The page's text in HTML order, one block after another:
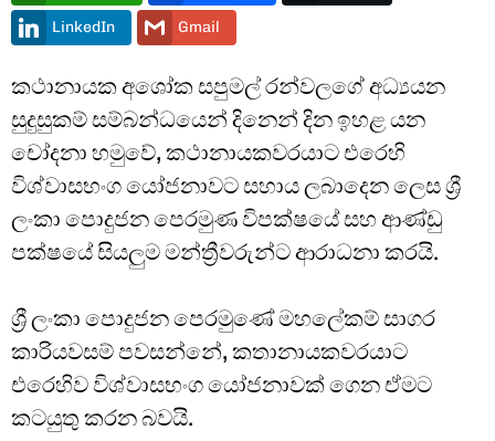
LinkedIn Gmail
කථානායක අශෝක සපුමල් රන්වලගේ අධ්‍යයන
සුදුසුකම් සම්බන්ධයෙන් දිනෙන් දින ඉහළ යන
චෝදනා හමුවේ, කථානායකවරයාට එරෙහි
විශ්වාසභංග යෝජනාවට සහාය ලබාදෙන ලෙස ශ්‍රී
ලංකා පොදුජන පෙරමුණ විපක්ෂයේ සහ ආණ්ඩු
පක්ෂයේ සියලුම මන්ත්‍රීවරුන්ට ආරාධනා කරයි.
ශ්‍රී ලංකා පොදුජන පෙරමුණේ මහලේකම් සාගර
කාරියවසම් පවසන්නේ, කතානායකවරයාට
එරෙහිව විශ්වාසභංග යෝජනාවක් ගෙන ඒමට
කටයුතු කරන බවයි.